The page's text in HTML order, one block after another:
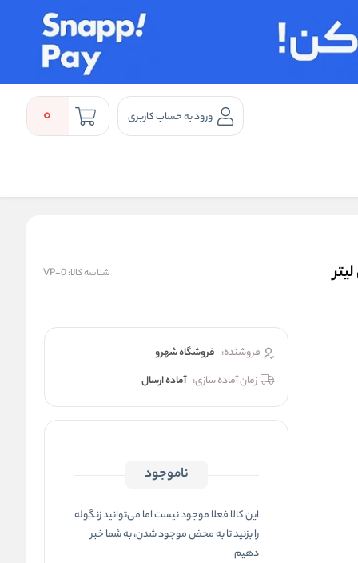
ورود به حساب کاربری 0
شناسه کالا:VP-0
فروشنده: فروشگاه شهرو
زمان آماده سازی: آماده ارسال
ناموجود
این کالا فعلا موجود نیست اما می‌توانید زنگوله
را بزنید تا به محض موجود شدن، به شما خبر
دهیم